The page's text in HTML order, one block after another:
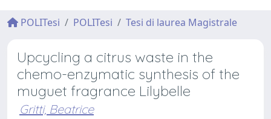
POLITesi POLITesi Tesi di laurea Magistrale
Upcycling a citrus waste in the
chemo-enzymatic synthesis of the
muguet fragrance Lilybelle
Gritti, Beatrice